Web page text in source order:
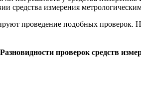
средства измерения
проведение подобных
Разновидности проверок средств